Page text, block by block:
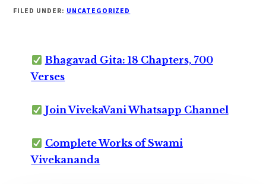
FILED UNDER: UNCATEGORIZED
Bhagavad Gita: 18 Chapters, 700
Verses
Join VivekaVani Whatsapp Channel
Complete Works of Swami
Vivekananda